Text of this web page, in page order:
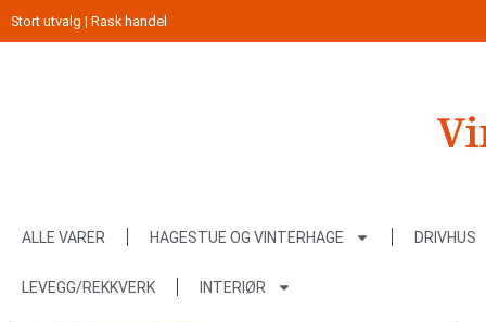
Stort utvalg | Rask handel
ALLE VARER HAGESTUE OG VINTERHAGE DRIVHUS
LEVEGG/REKKVERK INTERIØR